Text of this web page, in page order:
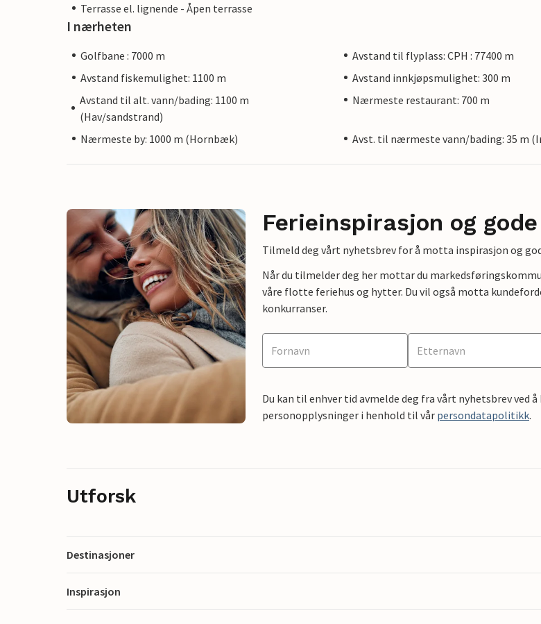
Terrasse el. lignende - Åpen terrasse
I nærheten
Golfbane : 7000 m
Avstand til flyplass: CPH : 77400 m
Avstand fiskemulighet: 1100 m
Avstand innkjøpsmulighet: 300 m
Avstand til alt. vann/bading: 1100 m
(Hav/sandstrand)
Nærmeste restaurant: 700 m
Nærmeste by: 1000 m (Hornbæk) Avst. til nærmeste vann/bading: 35 m
Ferieinspirasjon og
Tilmeld deg vårt nyhetsbrev for å motta inspirasjon og
Når du tilmelder deg her mottar du
våre flotte feriehus og hytter. Du vil også motta
konkurranser.
Du kan til enhver tid avmelde deg fra vårt nyhetsbrev ved
personopplysninger i henhold til vår persondatapolitikk.
Utforsk
Destinasjoner
Inspirasjon